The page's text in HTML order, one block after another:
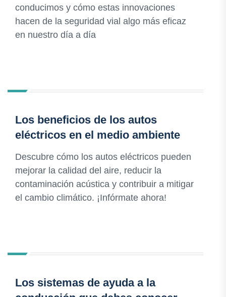
conducimos y cómo estas innovaciones
hacen de la seguridad vial algo más eficaz
en nuestro día a día
Los beneficios de los autos
eléctricos en el medio ambiente
Descubre cómo los autos eléctricos pueden
mejorar la calidad del aire, reducir la
contaminación acústica y contribuir a mitigar
el cambio climático. ¡Infórmate ahora!
Los sistemas de ayuda a la